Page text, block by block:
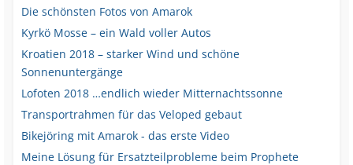
Die schönsten Fotos von Amarok
Kyrkö Mosse – ein Wald voller Autos
Kroatien 2018 – starker Wind und schöne
Sonnenuntergänge
Lofoten 2018 …endlich wieder Mitternachtssonne
Transportrahmen für das Veloped gebaut
Bikejöring mit Amarok - das erste Video
Meine Lösung für Ersatzteilprobleme beim Prophete